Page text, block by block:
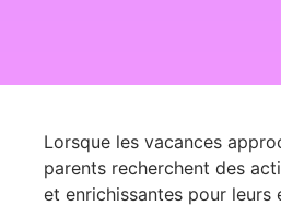
Lorsque les vacances
parents recherchent des
et enrichissantes pour leurs